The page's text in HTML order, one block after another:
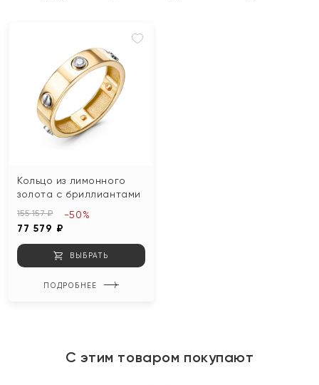
Кольцо из лимонного
золота с бриллиантами
155 157 ₽
77 579 ₽
-50%
ВЫБРАТЬ
ПОДРОБНЕЕ
С этим товаром покупают